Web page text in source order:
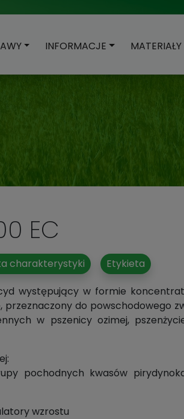
INFORMACJE MATERIAŁY
EC
charakterystyki
Etykieta
występujący w formie
przeznaczony do powschodowego
w pszenicy ozimej,
pochodnych kwasów
wzrostu